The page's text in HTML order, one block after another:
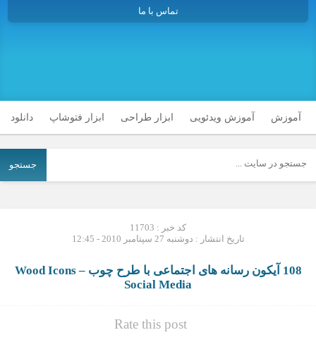
تماس با ما
آموزش آموزش ویدئویی ابزار طراحی ابزار فتوشاپ دانلود
جستجو
کد خبر : 11703
تاریخ انتشار : دوشنبه 27 سپتامبر 2010 - 12:45
108 آیکون رسانه های اجتماعی با طرح چوب – Wood Icons
Social Media
Rate this post